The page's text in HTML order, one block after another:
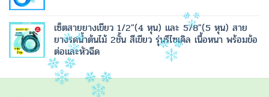
เซ็ตสายยางเขียว 1/2"(4 หุน) และ 5/8"(5 หุน) สาย
ยางรดน้ำต้นไม้ 2ชั้น สีเขียว รุ่นรีไซเคิล เนื้อหนา พร้อมข้อ
ต่อและหัวฉีด